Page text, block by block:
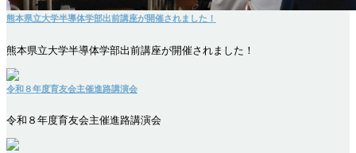
熊本県立大学半導体学部出前講座が開催されました！
熊本県立大学半導体学部出前講座が開催されました！
令和８年度育友会主催進路講演会
令和８年度育友会主催進路講演会